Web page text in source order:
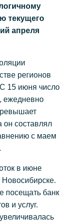
текущего
апреля
регионов
15 июня число
ежедневно
он составлял
с маем
в июне
посещать банк
и услуг.